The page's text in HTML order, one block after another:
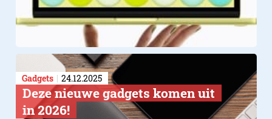
Gadgets 24.12.2025
Deze nieuwe gadgets komen uit
in 2026!